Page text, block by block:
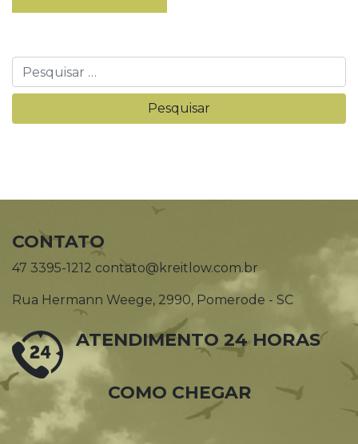
CONTATO
47 3395-1212 contato@kreitlow.com.br
Rua Hermann Weege, 2990, Pomerode - SC
ATENDIMENTO 24 HORAS
COMO CHEGAR